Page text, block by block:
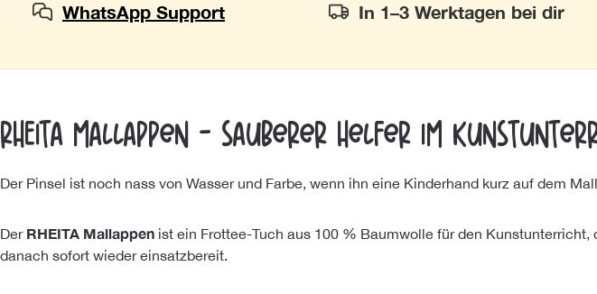
WhatsApp Support In 1–3 Werktagen bei dir
RHEITA Mallappen - Sauberer Helfer im
Der Pinsel ist noch nass von Wasser und Farbe, wenn ihn eine Kinderhand kurz auf dem
Der RHEITA Mallappen ist ein Frottee-Tuch aus 100 % Baumwolle für den
danach sofort wieder einsatzbereit.